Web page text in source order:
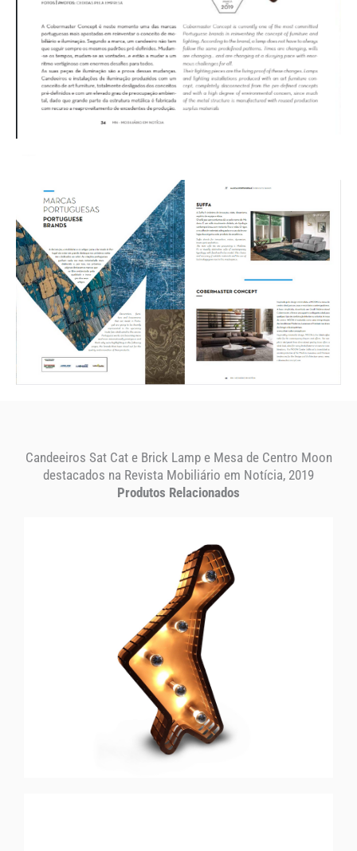
Candeeiros Sat Cat e Brick Lamp e Mesa de Centro Moon
destacados na Revista Mobiliário em Notícia, 2019
Produtos Relacionados
SAT CAT
Candeeiro de Pé